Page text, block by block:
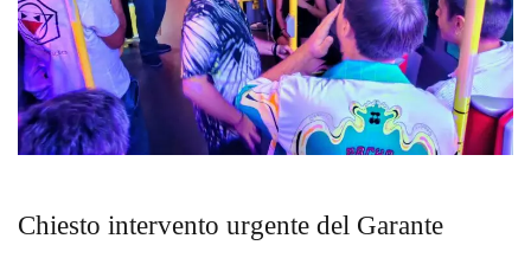
Chiesto intervento urgente del Garante